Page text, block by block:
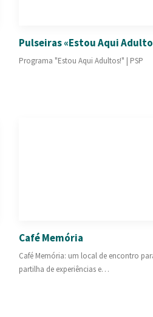
Pulseiras «Estou Aqui
Programa "Estou Aqui Adultos!" | PSP
Café Memória
Café Memória: um local de encontro
partilha de experiências e…